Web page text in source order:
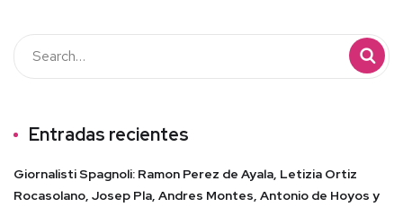
Entradas recientes
Giornalisti Spagnoli: Ramon Perez de Ayala, Letizia Ortiz
Rocasolano, Josep Pla, Andres Montes, Antonio de Hoyos y